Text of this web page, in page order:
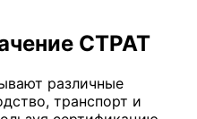
CTPAT
различные
транспорт и